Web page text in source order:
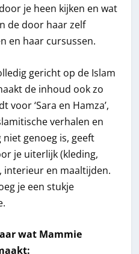
je heen kijken en wat
de door haar zelf
en haar cursussen.
gericht op de Islam
de inhoud ook zo
‘Sara en Hamza’,
verhalen en
genoeg is, geeft
je uiterlijk (kleding,
interieur en maaltijden.
je een stukje
wat Mammie